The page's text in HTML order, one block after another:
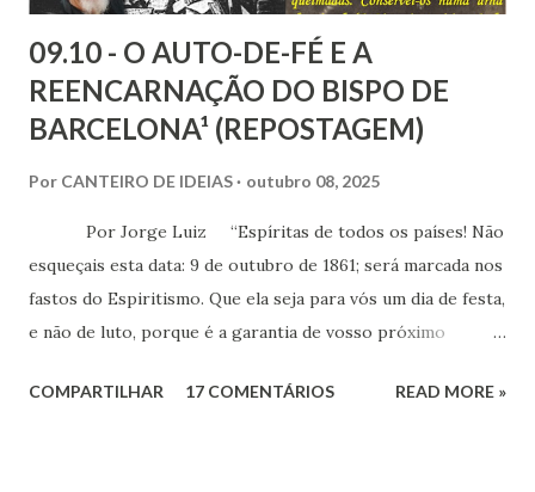
09.10 - O AUTO-DE-FÉ E A
REENCARNAÇÃO DO BISPO DE
BARCELONA¹ (REPOSTAGEM)
Por CANTEIRO DE IDEIAS outubro 08, 2025
Por Jorge Luiz “Espíritas de todos os países! Não
esqueçais esta data: 9 de outubro de 1861; será marcada nos
fastos do Espiritismo. Que ela seja para vós um dia de festa,
e não de luto, porque é a garantia de vosso próximo
quatro anos passados do Auto-de-Fé de Barcelona, um dos
COMPARTILHAR 17 COMENTÁRIOS READ MORE »